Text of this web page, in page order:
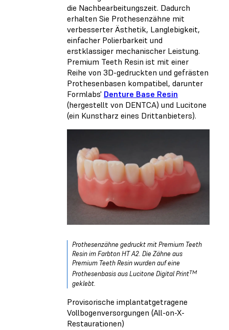
die Nachbearbeitungszeit. Dadurch
erhalten Sie Prothesenzähne mit
verbesserter Ästhetik, Langlebigkeit,
einfacher Polierbarkeit und
erstklassiger mechanischer Leistung.
Premium Teeth Resin ist mit einer
Reihe von 3D-gedruckten und gefrästen
Prothesenbasen kompatibel, darunter
Formlabs' Denture Base Resin
(hergestellt von DENTCA) und Lucitone
(ein Kunstharz eines Drittanbieters).
Prothesenzähne gedruckt mit Premium Teeth
Resin im Farbton HT A2. Die Zähne aus
Premium Teeth Resin wurden auf eine
Prothesenbasis aus Lucitone Digital PrintTM
geklebt.
Provisorische implantatgetragene
Vollbogenversorgungen (All-on-X-
Restaurationen)